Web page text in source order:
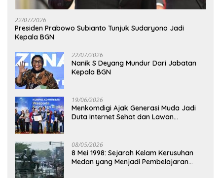
22/07/2026
Presiden Prabowo Subianto Tunjuk Sudaryono Jadi
Kepala BGN
22/07/2026
Nanik S Deyang Mundur Dari Jabatan
Kepala BGN
19/06/2026
Menkomdigi Ajak Generasi Muda Jadi
Duta Internet Sehat dan Lawan
08/05/2026
8 Mei 1998: Sejarah Kelam Kerusuhan
Medan yang Menjadi Pembelajaran